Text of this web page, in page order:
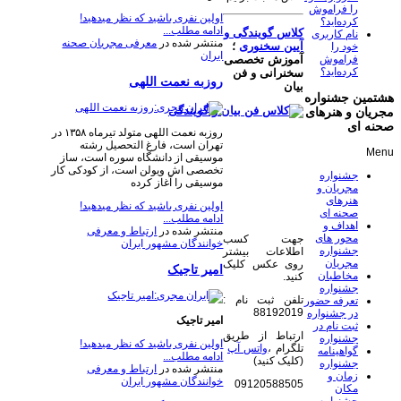
اولین نفری باشید که نظر میدهید!
ادامه مطلب...
منتشر شده در معرفی مجریان صحنه
ایران
روزبه نعمت اللهی
روزبه نعمت اللهی متولد تیرماه ۱۳۵۸ در
تهران است، فارغ التحصیل رشته
موسیقی از دانشگاه سوره است، ساز
تخصصی اش ویولن است، از کودکی کار
موسیقی را آغاز کرده
اولین نفری باشید که نظر میدهید!
ادامه مطلب...
منتشر شده در
ارتباط و معرفی
خوانندگان مشهور ایران
امیر تاجیک
امیر تاجیک
اولین نفری باشید که نظر میدهید!
ادامه مطلب...
منتشر شده در
ارتباط و معرفی
خوانندگان مشهور ایران
کلاس گویندگی و
آیین سخنوری ؛
آموزش تخصصی
سخنرانی و فن
بیان
جهت کسب
اطلاعات بیشتر
روی عکس کلیک
کنید.
تلفن ثبت نام :
88192019
ارتباط از طریق
تلگرام ،واتس آپ
(کلیک کنید)
09120588505
را فراموش
کرده‌اید؟
نام کاربری
خود را
فراموش
کرده‌اید؟
هشتمین جشنواره
مجریان و هنرهای
صحنه ای
Menu
جشنواره
مجریان و
هنرهای
صحنه ای
اهداف و
محور های
جشنواره
مجریان
مخاطبان
جشنواره
تعرفه حضور
در جشنواره
ثبت نام در
جشنواره
گواهینامه
جشنواره
زمان و
مکان